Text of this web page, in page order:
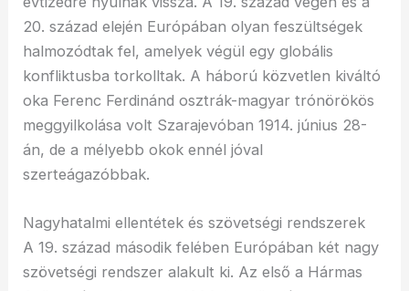
20. század elején Európában olyan feszültségek
halmozódtak fel, amelyek végül egy globális
konfliktusba torkolltak. A háború közvetlen kiváltó
oka Ferenc Ferdinánd osztrák-magyar trónörökös
meggyilkolása volt Szarajevóban 1914. június 28-
án, de a mélyebb okok ennél jóval
szerteágazóbbak.
Nagyhatalmi ellentétek és szövetségi rendszerek
A 19. század második felében Európában két nagy
szövetségi rendszer alakult ki. Az első a Hármas